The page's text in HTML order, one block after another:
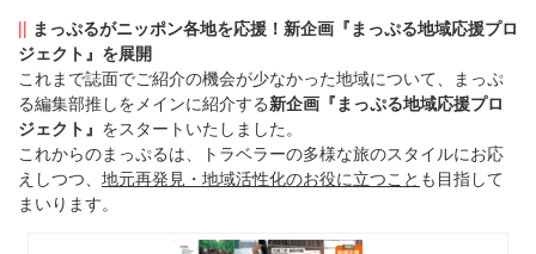
|| まっぷるがニッポン各地を応援！新企画『まっぷる地域応援プロ
ジェクト』を展開
これまで誌面でご紹介の機会が少なかった地域について、まっぷ
る編集部推しをメインに紹介する新企画『まっぷる地域応援プロ
ジェクト』 をスタートいたしました。
これからのまっぷるは、トラベラーの多様な旅のスタイルにお応
えしつつ、 地元再発見・地域活性化のお役に立つこと も目指して
まいります。